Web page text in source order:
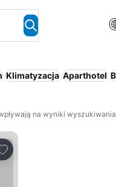
Klimatyzacja Aparthotel
na wyniki wyszukiwania
do ulubionych